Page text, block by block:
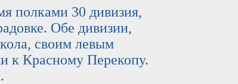
30 дивизия,
Обе дивизии,
своим левым
к Красному Перекопу.